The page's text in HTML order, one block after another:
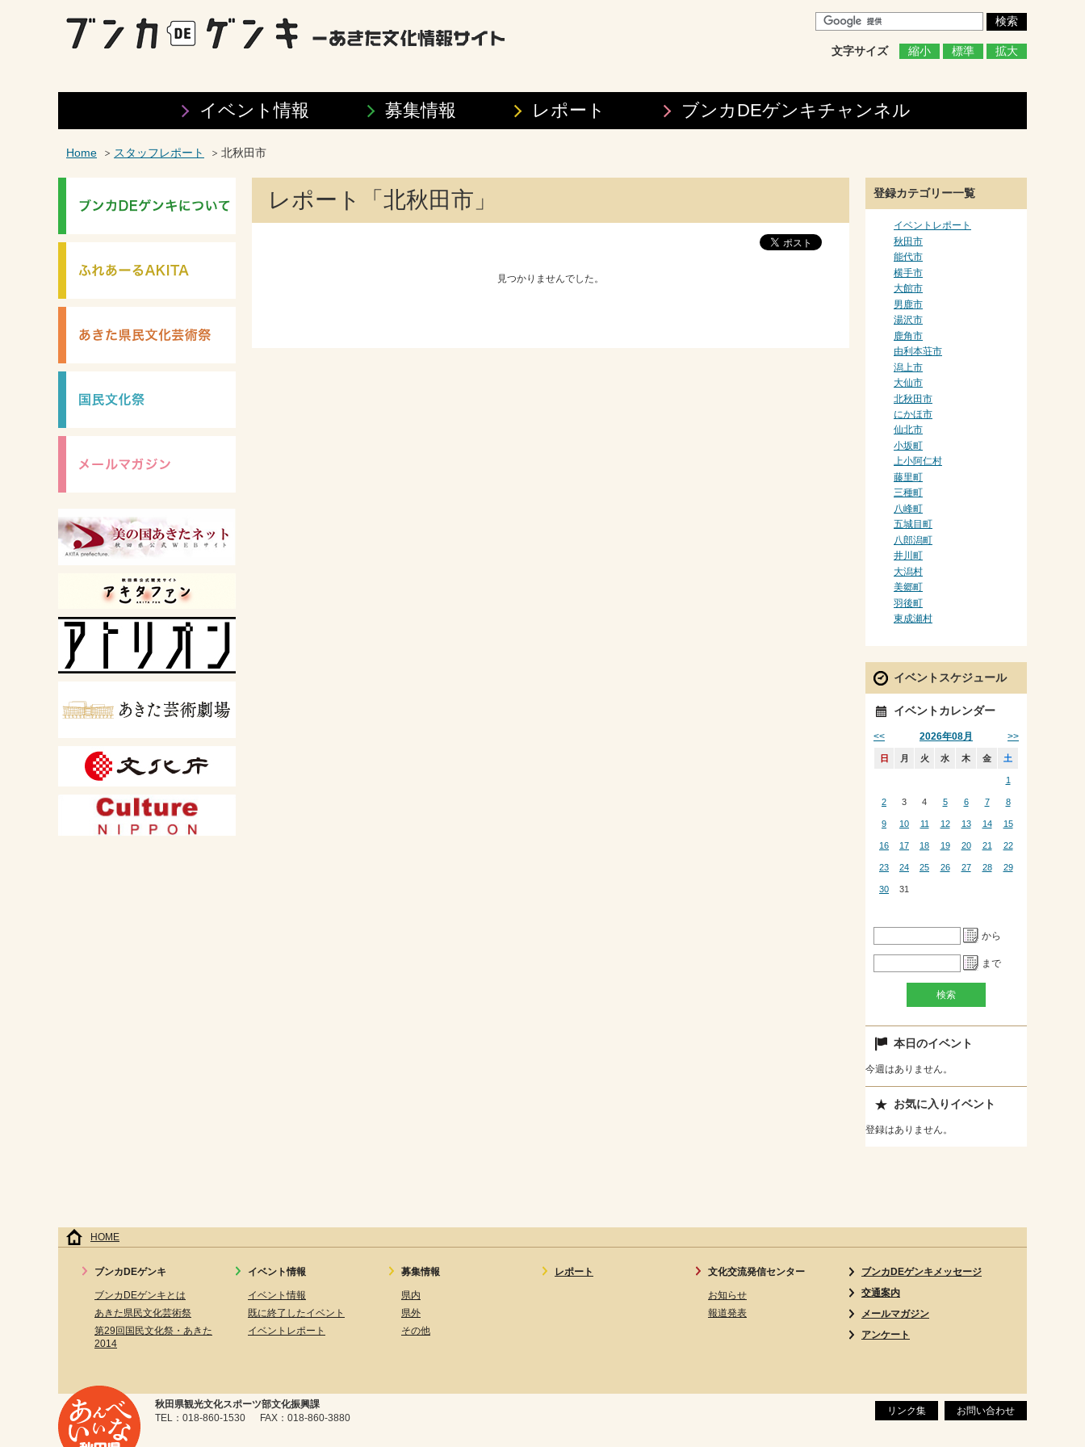
文字サイズ 縮小 標準 拡大
イベント情報 募集情報 レポート ブンカDEゲンキチャンネル
Home スタッフレポート 北秋田市
レポート「北秋田市」
見つかりませんでした。
登録カテゴリー一覧
イベントレポート
秋田市
能代市
横手市
大館市
男鹿市
湯沢市
鹿角市
由利本荘市
潟上市
大仙市
北秋田市
にかほ市
仙北市
小坂町
上小阿仁村
藤里町
三種町
八峰町
五城目町
八郎潟町
井川町
大潟村
美郷町
羽後町
東成瀬村
イベントスケジュール
イベントカレンダー
2026年08月
<< >>
日 月 火 水 木 金 土
1
2 3 4 5 6 7 8
9 10 11 12 13 14 15
16 17 18 19 20 21 22
23 24 25 26 27 28 29
30 31
から
まで
本日のイベント
今週はありません。
お気に入りイベント
登録はありません。
HOME
ブンカDEゲンキ
ブンカDEゲンキとは
あきた県民文化芸術祭
第29回国民文化祭・あきた
2014
イベント情報
イベント情報
既に終了したイベント
イベントレポート
募集情報
県内
県外
その他
レポート 文化交流発信センター
お知らせ
報道発表
ブンカDEゲンキメッセージ
交通案内
メールマガジン
アンケート
リンク集 お問い合わせ
秋田県観光文化スポーツ部文化振興課
TEL：018-860-1530 FAX：018-860-3880